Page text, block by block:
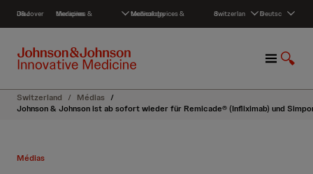
c
Discover J&J Medicines & therapies Medical devices & technology Switzerland Deutsch
M
n
u
S
c
h
Switzerland / Médias /
Johnson & Johnson ist ab sofort wieder für Remicade® (Infliximab) und
Médias